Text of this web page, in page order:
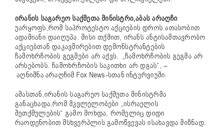
ირანის საგარეო საქმეთა მინისტრი,აბას არაღჩი
უარყოფს,რომ საპროტესტო აქციების დროს ათასობით
ადამიანი დაიღუპა. მისი თქმით, ირანს ანტისამთავრობო
აქციებთან დაკავშირებით დემონსტრანტების
ჩამოხრჩობის გეგმები არ აქვს. „ჩამოხრჩობის გეგმა არ
არსებობს. ჩამოხრჩობის საკითხი არ დგას“, –
აღნიშნაარაღჩიმ Fox News-სთანინტერვიუში.
ამასთან,ირანის საგარეო საქმეთა მინისტრმა
განაცხადა,რომ მკვლელობები „ისრაელის
შეთქმულების“ გამო მოხდა, რომელიც დიდი
რაოდენობით მსხვერპლის გამოწვევას ისახავდა მიზნად.